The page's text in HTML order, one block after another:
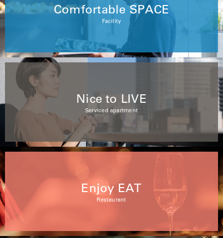
Comfortable SPACE
Facility
Nice to LIVE
Serviced apartment
Enjoy EAT
Restaurant